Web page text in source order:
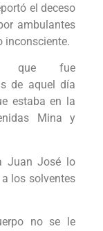
el deceso
ambulantes
inconsciente.
que fue
de aquel día
estaba en la
Mina y
Juan José lo
los solventes
no se le